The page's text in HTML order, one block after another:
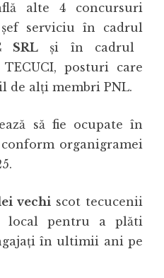
alte 4 concursuri
serviciu în cadrul
SRLși în cadrul
posturi care
de alți membri PNL.
să fie ocupate în
conform organigramei
vechiscot tecucenii
local pentru a plăti
în ultimii ani pe